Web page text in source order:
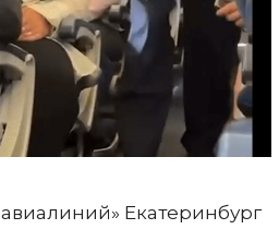
Екатеринбург